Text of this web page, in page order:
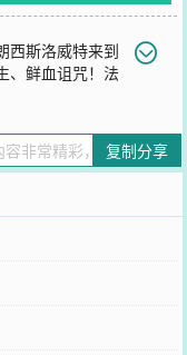
西斯洛威特来到
、鲜血诅咒！法
个法子活下来再说！
要忘记向您QQ群和微博
复制分享